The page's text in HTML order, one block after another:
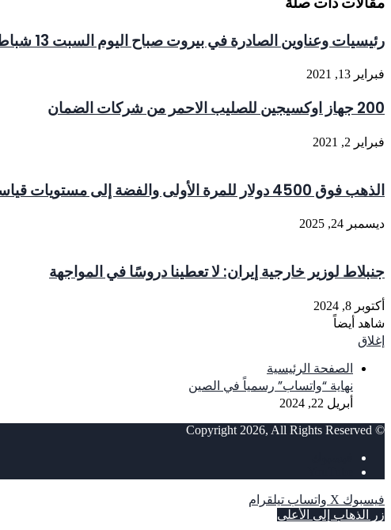
رئيسيات وعناوين الصادرة في بيروت صباح اليوم السبت 13 شباط 2021
فبراير 13, 2021
200 جهاز اوكسيجين للصليب الاحمر من شركات الضمان
فبراير 2, 2021
الذهب فوق 4500 دولار للمرة الأولى والفضة إلى مستويات قياسية
ديسمبر 24, 2025
جنبلاط لوزير خارجية إيران: لا تعطينا دروسًا في المواجهة
أكتوبر 8, 2024
شاهد أيضاً
إغلاق
الصفحة الرئيسية
نهاية “واتساب” رسمياً في الصين
أبريل 22, 2024
© Copyright 2026, All Rights Reserved
فيسبوك ‫X واتساب تيلقرام
زر الذهاب إلى الأعلى